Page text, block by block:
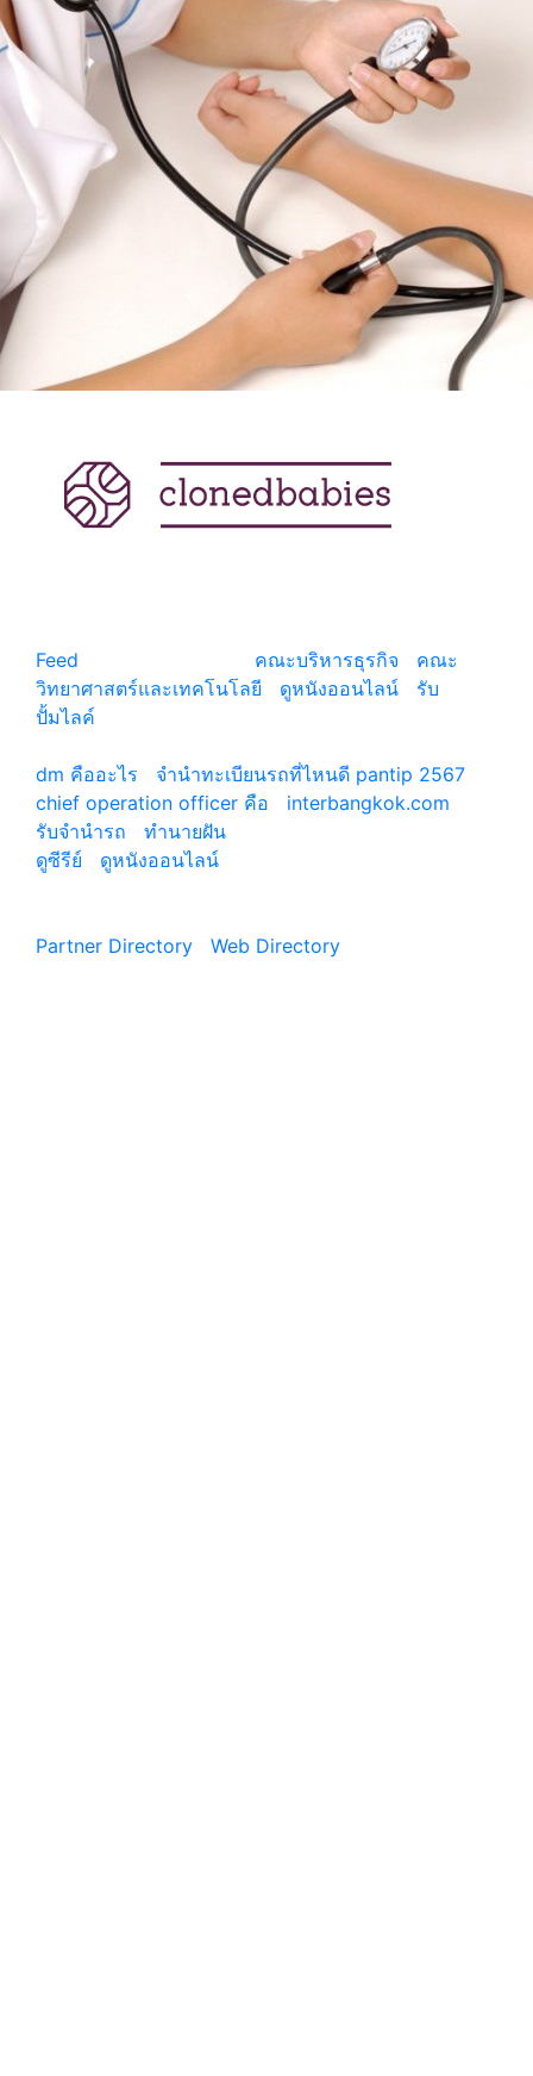
Feed
คณะบริหารธุรกิจ
คณะ
วิทยาศาสตร์และเทคโนโลยี
ดูหนังออนไลน์
รับ
ปั้มไลค์
dm คืออะไร
จํานําทะเบียนรถที่ไหนดี pantip 2567
chief operation officer คือ
interbangkok.com
รับจํานํารถ
ทํานายฝัน
ดูซีรีย์
ดูหนังออนไลน์
Partner Directory Web Directory